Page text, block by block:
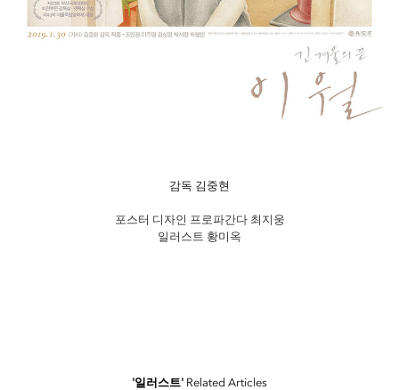
감독 김중현
포스터 디자인 프로파간다 최지웅
일러스트 황미옥
'일러스트' Related Articles